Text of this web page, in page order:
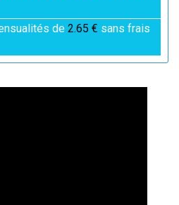
de 2.65 € sans frais